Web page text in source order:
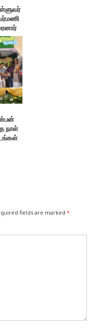
நாள்
fields are marked *